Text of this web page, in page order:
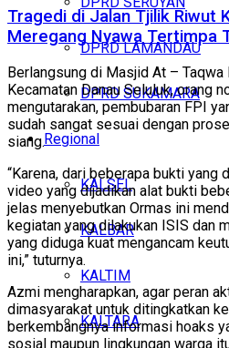
DPRD LAMANDAU
DPRD SUKAMARA
Regional
KALSEL
KALBAR
KALTIM
KALTARA
Tragedi di Jalan Tjilik Riwut
Meregang Nyawa Tertimpa
Berlangsung di Masjid At – Taqwa
Kecamatan Danau Seluluk, orang
mengutarakan, pembubaran FPI
sudah sangat sesuai dengan
siang.
“Karena, dari beberapa bukti yang
video yang dijadikan alat bukti
jelas menyebutkan Ormas ini
kegiatan yang dilakukan ISIS dan
yang diduga kuat mengancam
ini,” tuturnya.
Azmi mengharapkan, agar peran
dimasyarakat untuk ditingkatkan
berkembangnya informasi hoaks
sosial maupun lingkungan warga